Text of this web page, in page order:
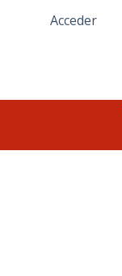
Acceder